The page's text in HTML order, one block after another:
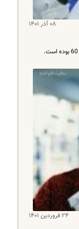
۰۸ آذر ۱۴۰۱
۲۴ فروردین ۱۴۰۱